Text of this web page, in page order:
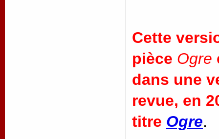
Cette
pièce Ogre
dans une
revue, en
titre Ogre.